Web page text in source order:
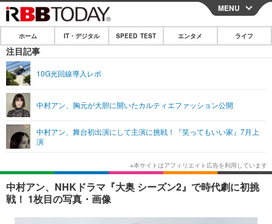
CLOSE
ホーム
IT・デジタル
ショッピング その他
SPEED TEST
エンタメ
韓国・芸能
音楽 スポーツ
ライフ
ライフTOP グルメ
ペット ショッピング
その他
リリース一覧
プッシュ通知の停止方法
MENU
ホーム IT・デジタル SPEED TEST エンタメ ライフ
注目記事
10G光回線導入レポ
中村アン、胸元が大胆に開いたカルティエファッション公開
中村アン、舞台初出演にして主演に挑戦！『笑ってもいい家』7月上
演
中村アン、NHKドラマ『大奥 シーズン2』で時代劇に初挑
戦！ 1枚目の写真・画像